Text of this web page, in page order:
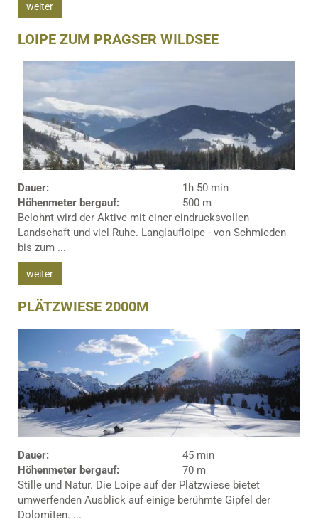
weiter
LOIPE ZUM PRAGSER WILDSEE
Dauer:
1h 50 min
Höhenmeter bergauf:
500 m
Belohnt wird der Aktive mit einer eindrucksvollen
Landschaft und viel Ruhe. Langlaufloipe - von Schmieden
bis zum ...
weiter
PLÄTZWIESE 2000M
Dauer:
45 min
Höhenmeter bergauf:
70 m
Stille und Natur. Die Loipe auf der Plätzwiese bietet
umwerfenden Ausblick auf einige berühmte Gipfel der
Dolomiten. ...